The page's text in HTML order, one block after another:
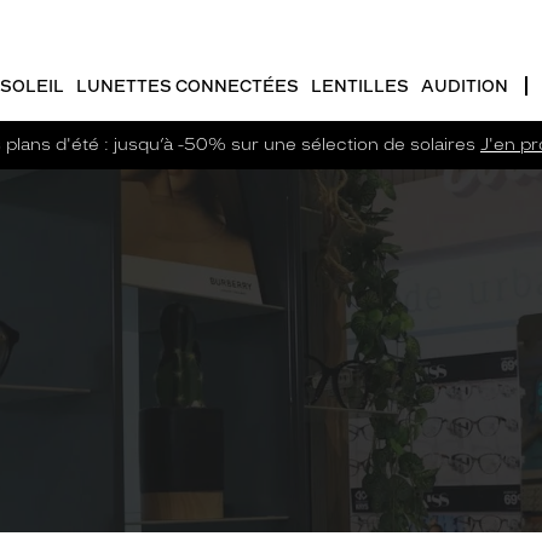
LUNETTES CONNECTÉES LENTILLES AUDITION
plans d'été : jusqu’à -50% sur une sélection de solaires J'en